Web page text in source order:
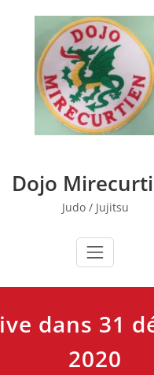
Dojo
Judo / Jujitsu
dans 31
2020